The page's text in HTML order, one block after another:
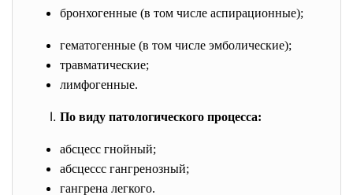
бронхогенные (в том числе аспирационные);
гематогенные (в том числе эмболические);
травматические;
лимфогенные.
По виду патологического процесса:
абсцесс гнойный;
абсцессс гангренозный;
гангрена легкого.